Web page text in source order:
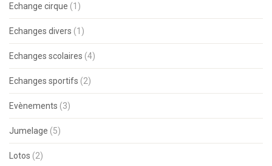
Echange cirque (1)
Echanges divers (1)
Echanges scolaires (4)
Echanges sportifs (2)
Evènements (3)
Jumelage (5)
Lotos (2)